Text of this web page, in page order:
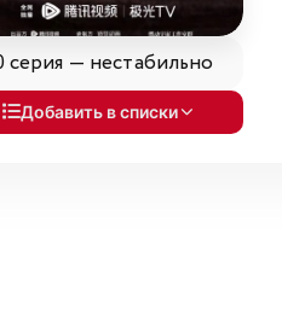
серия — нестабильно
Добавить в списки